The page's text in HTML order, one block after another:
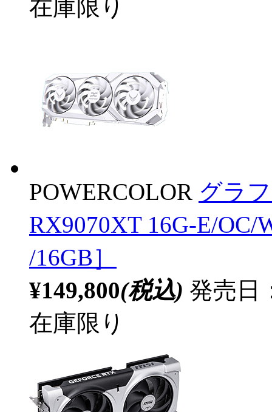
在庫限り
POWERCOLOR グラ
RX9070XT 16G-E/OC/
/16GB］
¥149,800(税込) 発売日
在庫限り